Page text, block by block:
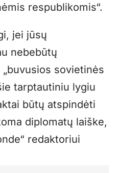
respublikomis“.
jei jūsų
nebebūtų
sovietinės
tarptautiniu lygiu
būtų atspindėti
diplomatų laiške,
redaktoriui